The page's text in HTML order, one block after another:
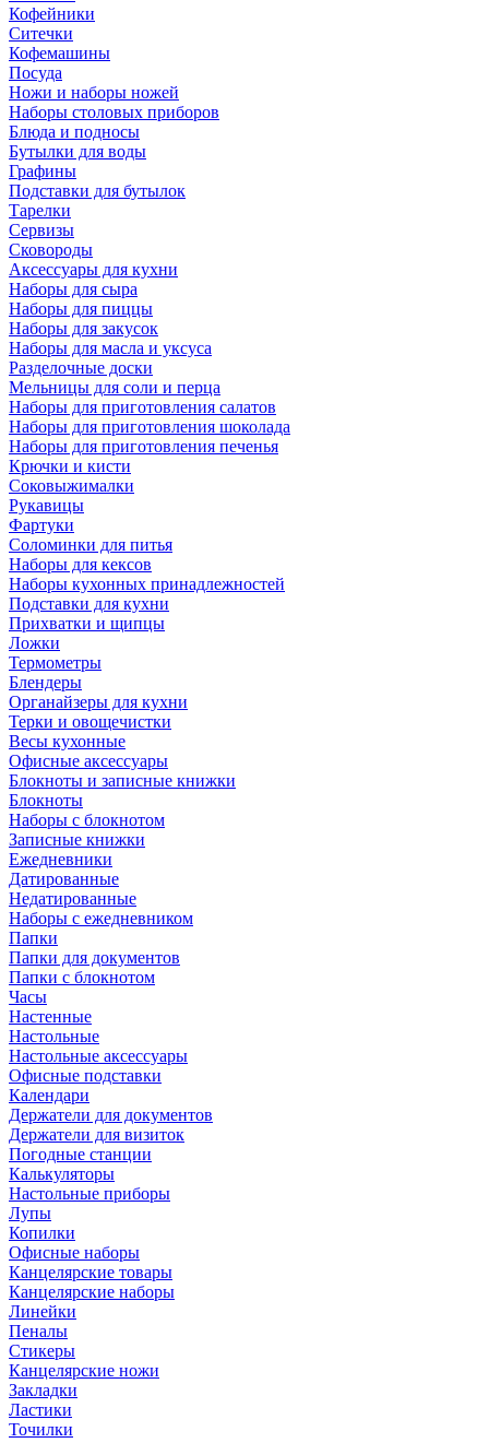
Кофейники
Ситечки
Кофемашины
Посуда
Ножи и наборы ножей
Наборы столовых приборов
Блюда и подносы
Бутылки для воды
Графины
Подставки для бутылок
Тарелки
Сервизы
Сковороды
Аксессуары для кухни
Наборы для сыра
Наборы для пиццы
Наборы для закусок
Наборы для масла и уксуса
Разделочные доски
Мельницы для соли и перца
Наборы для приготовления салатов
Наборы для приготовления шоколада
Наборы для приготовления печенья
Крючки и кисти
Соковыжималки
Рукавицы
Фартуки
Соломинки для питья
Наборы для кексов
Наборы кухонных принадлежностей
Подставки для кухни
Прихватки и щипцы
Ложки
Термометры
Блендеры
Органайзеры для кухни
Терки и овощечистки
Весы кухонные
Офисные аксессуары
Блокноты и записные книжки
Блокноты
Наборы с блокнотом
Записные книжки
Ежедневники
Датированные
Недатированные
Наборы с ежедневником
Папки
Папки для документов
Папки с блокнотом
Часы
Настенные
Настольные
Настольные аксессуары
Офисные подставки
Календари
Держатели для документов
Держатели для визиток
Погодные станции
Калькуляторы
Настольные приборы
Лупы
Копилки
Офисные наборы
Канцелярские товары
Канцелярские наборы
Линейки
Пеналы
Стикеры
Канцелярские ножи
Закладки
Ластики
Точилки